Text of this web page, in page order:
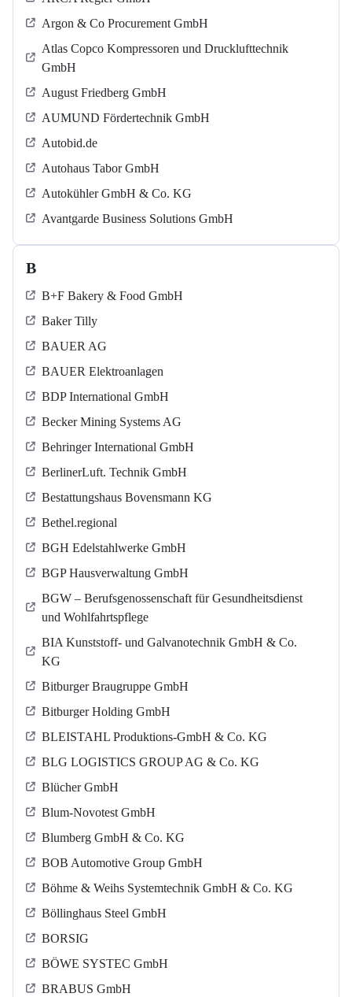
Argon & Co Procurement GmbH
Atlas Copco Kompressoren und Drucklufttechnik
GmbH
August Friedberg GmbH
AUMUND Fördertechnik GmbH
Autobid.de
Autohaus Tabor GmbH
Autokühler GmbH & Co. KG
Avantgarde Business Solutions GmbH
B
B+F Bakery & Food GmbH
Baker Tilly
BAUER AG
BAUER Elektroanlagen
BDP International GmbH
Becker Mining Systems AG
Behringer International GmbH
BerlinerLuft. Technik GmbH
Bestattungshaus Bovensmann KG
Bethel.regional
BGH Edelstahlwerke GmbH
BGP Hausverwaltung GmbH
BGW – Berufsgenossenschaft für Gesundheitsdienst
und Wohlfahrtspflege
BIA Kunststoff- und Galvanotechnik GmbH & Co.
KG
Bitburger Braugruppe GmbH
Bitburger Holding GmbH
BLEISTAHL Produktions-GmbH & Co. KG
BLG LOGISTICS GROUP AG & Co. KG
Blücher GmbH
Blum-Novotest GmbH
Blumberg GmbH & Co. KG
BOB Automotive Group GmbH
Böhme & Weihs Systemtechnik GmbH & Co. KG
Böllinghaus Steel GmbH
BORSIG
BÖWE SYSTEC GmbH
BRABUS GmbH